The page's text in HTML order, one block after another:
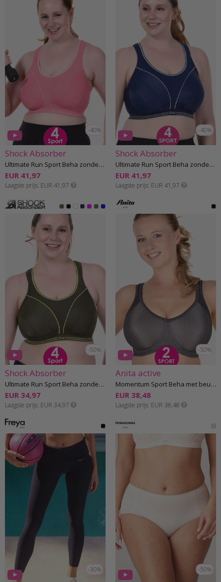
-40%
Shock Absorber
Ultimate Run Sport Beha zonder beugel F-I cup
EUR 41,97
Laagste prijs EUR 41,97
-40%
Shock Absorber
Ultimate Run Sport Beha zonder beugel F-I cup
EUR 41,97
Laagste prijs EUR 41,97
-50%
Shock Absorber
Ultimate Run Sport Beha zonder beugel F-I cup
EUR 34,97
Laagste prijs EUR 34,97
-50%
Anita active
Momentum Sport Beha met beugel D-H cup
EUR 38,48
Laagste prijs EUR 38,48
-30% -50%